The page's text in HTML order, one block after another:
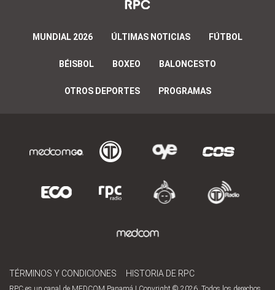
MUNDIAL 2026 ÚLTIMAS NOTICIAS FÚTBOL
BÉISBOL BOXEO BALONCESTO
OTROS DEPORTES PROGRAMAS
TÉRMINOS Y CONDICIONES HISTORIA DE RPC